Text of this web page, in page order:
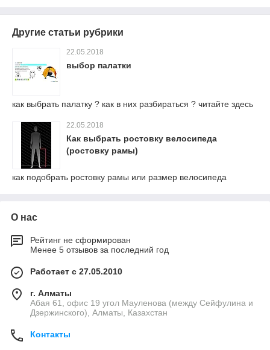
Другие статьи рубрики
22.05.2018
выбор палатки
как выбрать палатку ? как в них разбираться ? читайте здесь
22.05.2018
Как выбрать ростовку велосипеда
(ростовку рамы)
как подобрать ростовку рамы или размер велосипеда
О нас
Рейтинг не сформирован
Менее 5 отзывов за последний год
Работает с 27.05.2010
г. Алматы
Абая 61, офис 19 угол Мауленова (между Сейфулина и
Дзержинского), Алматы, Казахстан
Контакты